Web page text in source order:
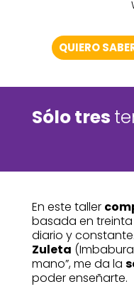
QUIERO
Sólo tres
En este taller
basada en
diario y constante.
Zuleta
mano”, me da la
poder enseñarte.